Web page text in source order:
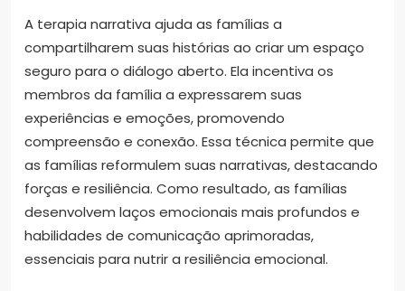
A terapia narrativa ajuda as famílias a
compartilharem suas histórias ao criar um espaço
seguro para o diálogo aberto. Ela incentiva os
membros da família a expressarem suas
experiências e emoções, promovendo
compreensão e conexão. Essa técnica permite que
as famílias reformulem suas narrativas, destacando
forças e resiliência. Como resultado, as famílias
desenvolvem laços emocionais mais profundos e
habilidades de comunicação aprimoradas,
essenciais para nutrir a resiliência emocional.